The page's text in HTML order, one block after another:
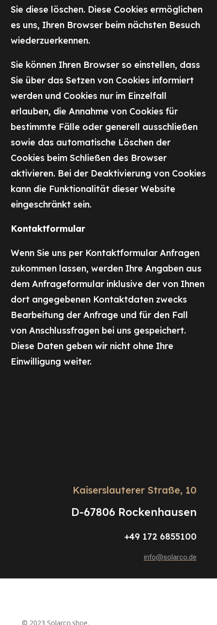
Sie diese löschen. Diese Cookies ermöglichen
es uns, Ihren Browser beim nächsten Besuch
wiederzuerkennen.
Sie können Ihren Browser so einstellen, dass
Sie über das Setzen von Cookies informiert
werden und Cookies nur im Einzelfall
erlauben, die Annahme von Cookies für
bestimmte Fälle oder generell ausschließen
sowie das automatische Löschen der
Cookies beim Schließen des Browser
aktivieren. Bei der Deaktivierung von Cookies
kann die Funktionalität dieser Website
eingeschränkt sein.
Kontaktformular
Wenn Sie uns per Kontaktformular Anfragen
zukommen lassen, werden Ihre Angaben aus
dem Anfrageformular inklusive der von Ihnen
dort angegebenen Kontaktdaten zwecks
Bearbeitung der Anfrage und für den Fall
von Anschlussfragen bei uns gespeichert.
Diese Daten geben wir nicht ohne Ihre
Einwilligung weiter.
Kaiserslauterer Straße, 10
D-67806 Rockenhausen
+49 172 6855100
info@solarco.de
© 2023 Solarco.shoe.